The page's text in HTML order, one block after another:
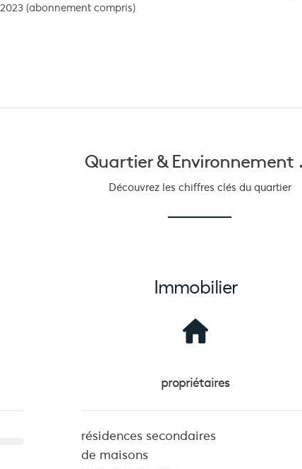
(abonnement compris)
Quartier &Environnement
Découvrez les chiffres clés du quartier
Immobilier
propriétaires
résidences secondaires
de maisons